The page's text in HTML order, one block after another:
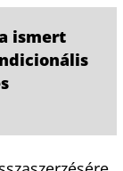
ismert